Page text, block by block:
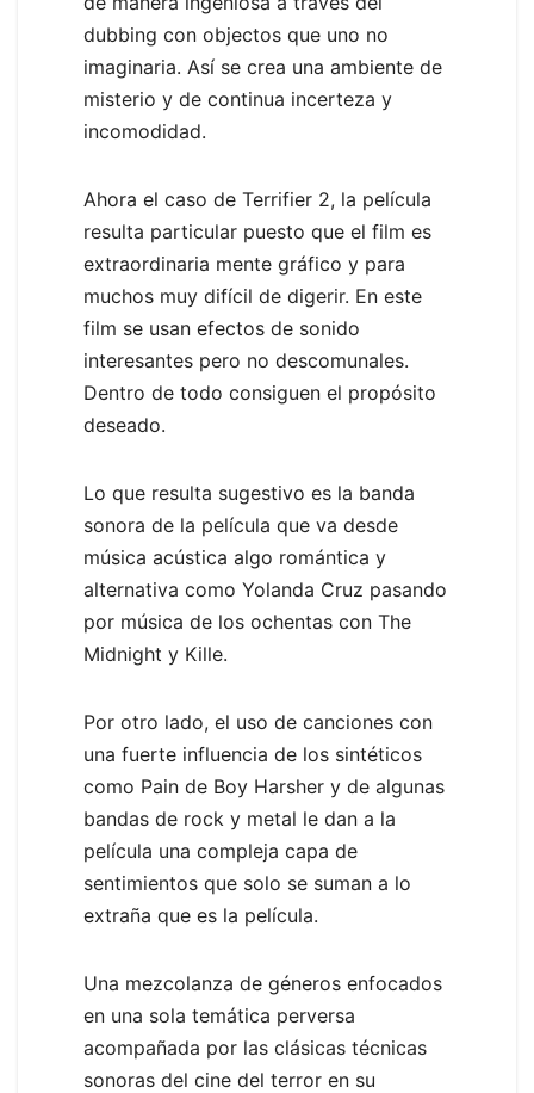
dubbing con objectos que uno no
imaginaria. Así se crea una ambiente de
misterio y de continua incerteza y
incomodidad.
Ahora el caso de Terrifier 2, la película
resulta particular puesto que el film es
extraordinaria mente gráfico y para
muchos muy difícil de digerir. En este
film se usan efectos de sonido
interesantes pero no descomunales.
Dentro de todo consiguen el propósito
deseado.
Lo que resulta sugestivo es la banda
sonora de la película que va desde
música acústica algo romántica y
alternativa como Yolanda Cruz pasando
por música de los ochentas con The
Midnight y Kille.
Por otro lado, el uso de canciones con
una fuerte influencia de los sintéticos
como Pain de Boy Harsher y de algunas
bandas de rock y metal le dan a la
película una compleja capa de
sentimientos que solo se suman a lo
extraña que es la película.
Una mezcolanza de géneros enfocados
en una sola temática perversa
acompañada por las clásicas técnicas
sonoras del cine del terror en su